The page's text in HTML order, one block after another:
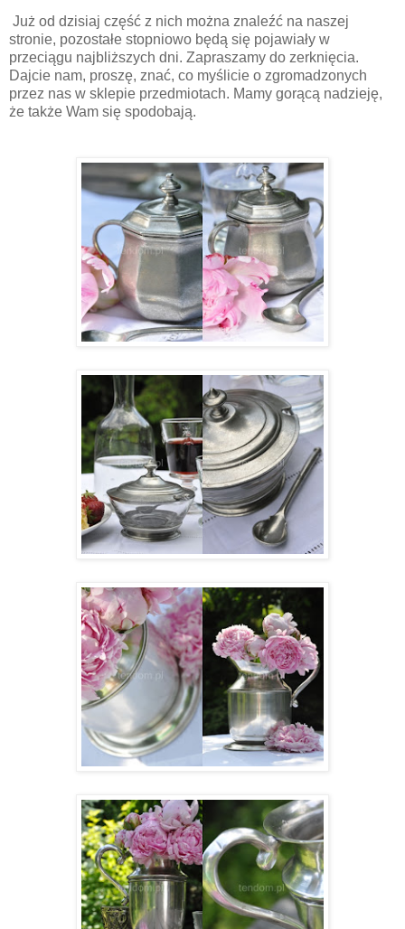
Już od dzisiaj część z nich można znaleźć na naszej
stronie, pozostałe stopniowo będą się pojawiały w
przeciągu najbliższych dni. Zapraszamy do zerknięcia.
Dajcie nam, proszę, znać, co myślicie o zgromadzonych
przez nas w sklepie przedmiotach. Mamy gorącą nadzieję,
że także Wam się spodobają.